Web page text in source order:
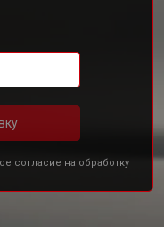
согласие на обработку